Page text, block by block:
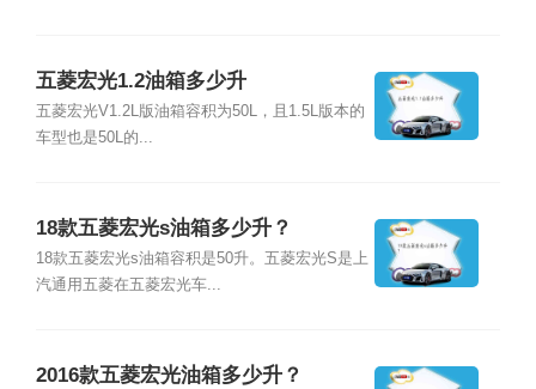
五菱宏光1.2油箱多少升
五菱宏光V1.2L版油箱容积为50L，且1.5L版本的
车型也是50L的...
18款五菱宏光s油箱多少升？
18款五菱宏光s油箱容积是50升。五菱宏光S是上
汽通用五菱在五菱宏光车...
2016款五菱宏光油箱多少升？